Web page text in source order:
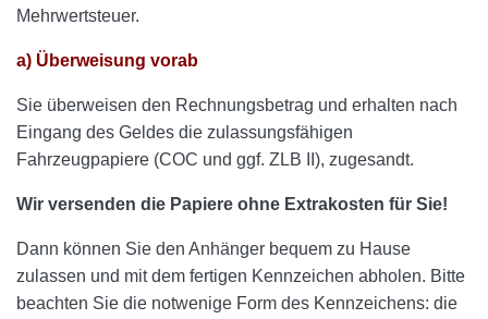
Mehrwertsteuer.
a) Überweisung vorab
Sie überweisen den Rechnungsbetrag und erhalten nach
Eingang des Geldes die zulassungsfähigen
Fahrzeugpapiere (COC und ggf. ZLB II), zugesandt.
Wir versenden die Papiere ohne Extrakosten für Sie!
Dann können Sie den Anhänger bequem zu Hause
zulassen und mit dem fertigen Kennzeichen abholen. Bitte
beachten Sie die notwenige Form des Kennzeichens: die